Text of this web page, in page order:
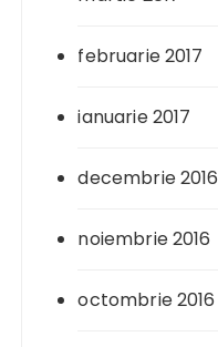
februarie 2017
ianuarie 2017
decembrie 2016
noiembrie 2016
octombrie 2016